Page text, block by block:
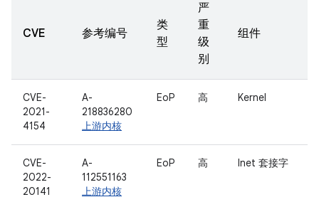
CVE 参考编号
类
型
严
重
级
别
组件
CVE-
2021-
4154
A-
218836280
上游内核
EoP 高 Kernel
CVE-
2022-
20141
A-
112551163
上游内核
EoP 高 Inet 套接字